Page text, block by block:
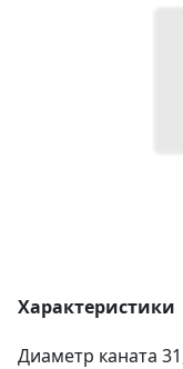
Характеристики
Диаметр каната